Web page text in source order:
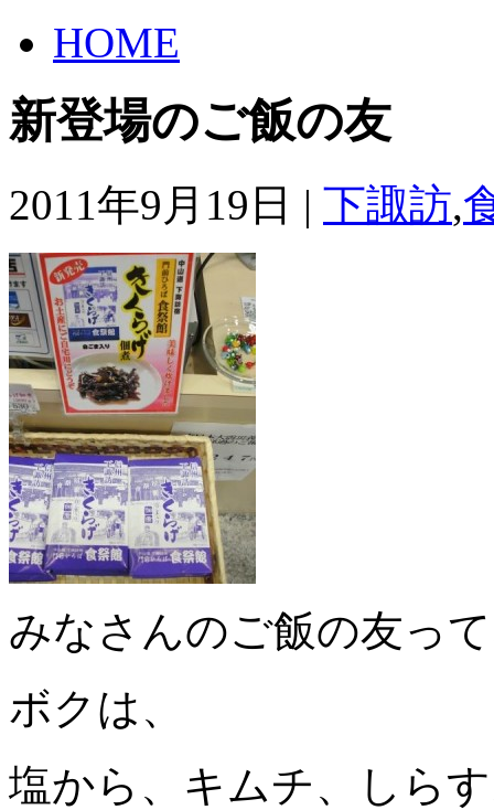
HOME
新登場のご飯の友
2011年9月19日 | 下諏訪,
みなさんのご飯の友っ
ボクは、
塩から、キムチ、しら